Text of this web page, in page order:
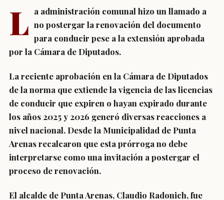
L a administración comunal hizo un llamado a
no postergar la renovación del documento
para conducir pese a la extensión aprobada
por la Cámara de Diputados.
La reciente aprobación en la Cámara de Diputados
de la norma que extiende la vigencia de las licencias
de conducir que expiren o hayan expirado durante
los años 2025 y 2026 generó diversas reacciones a
nivel nacional. Desde la Municipalidad de Punta
Arenas recalcaron que esta prórroga no debe
interpretarse como una invitación a postergar el
proceso de renovación.
El alcalde de Punta Arenas, Claudio Radonich, fue